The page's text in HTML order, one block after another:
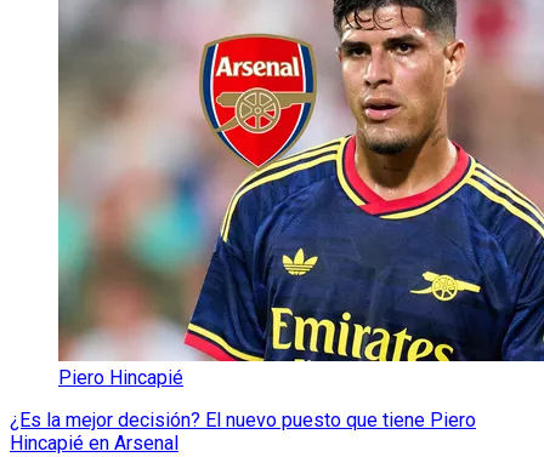
Piero Hincapié
¿Es la mejor decisión? El nuevo puesto que tiene Piero
Hincapié en Arsenal